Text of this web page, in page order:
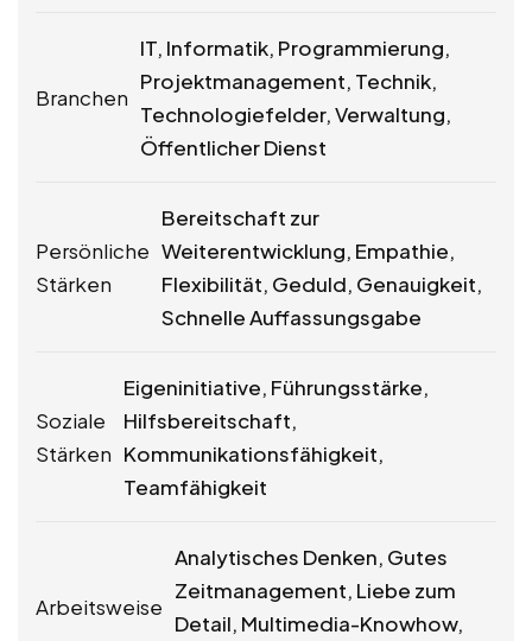
Branchen
IT, Informatik, Programmierung,
Projektmanagement, Technik,
Technologiefelder, Verwaltung,
Öffentlicher Dienst
Persönliche
Stärken
Bereitschaft zur
Weiterentwicklung, Empathie,
Flexibilität, Geduld, Genauigkeit,
Schnelle Auffassungsgabe
Soziale
Stärken
Eigeninitiative, Führungsstärke,
Hilfsbereitschaft,
Kommunikationsfähigkeit,
Teamfähigkeit
Arbeitsweise
Analytisches Denken, Gutes
Zeitmanagement, Liebe zum
Detail, Multimedia-Knowhow,